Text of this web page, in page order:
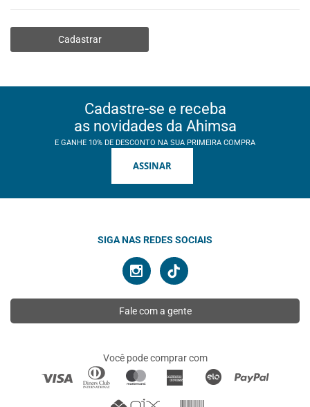
Cadastrar
Cadastre-se e receba
as novidades da Ahimsa
E GANHE 10% DE DESCONTO NA SUA PRIMEIRA COMPRA
ASSINAR
SIGA NAS REDES SOCIAIS
Fale com a gente
Você pode comprar com